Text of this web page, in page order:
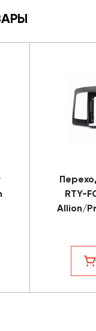
RTY-
Allion/